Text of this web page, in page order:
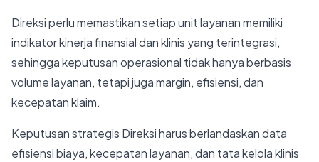
Direksi perlu memastikan setiap unit layanan memiliki
indikator kinerja finansial dan klinis yang terintegrasi,
sehingga keputusan operasional tidak hanya berbasis
volume layanan, tetapi juga margin, efisiensi, dan
kecepatan klaim.
Keputusan strategis Direksi harus berlandaskan data
efisiensi biaya, kecepatan layanan, dan tata kelola klinis